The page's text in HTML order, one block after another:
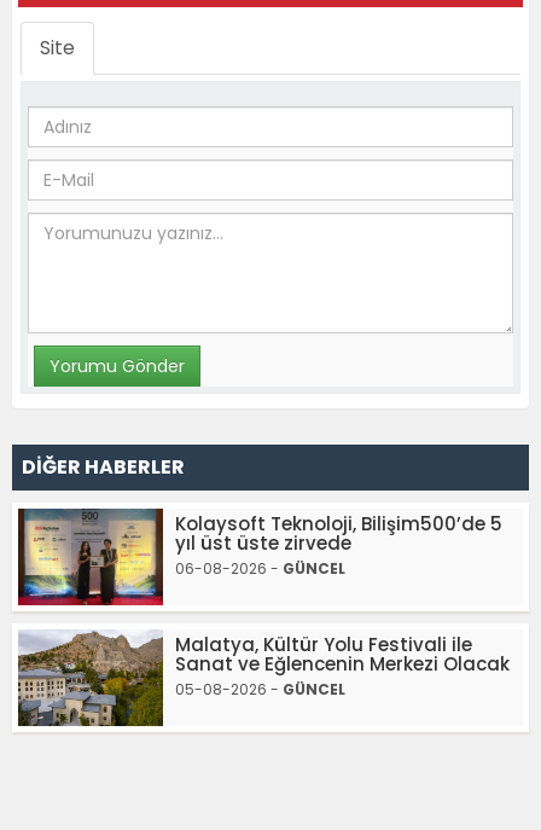
Site
DİĞER HABERLER
Kolaysoft Teknoloji, Bilişim500’de 5
yıl üst üste zirvede
06-08-2026 - GÜNCEL
Malatya, Kültür Yolu Festivali ile
Sanat ve Eğlencenin Merkezi Olacak
05-08-2026 - GÜNCEL